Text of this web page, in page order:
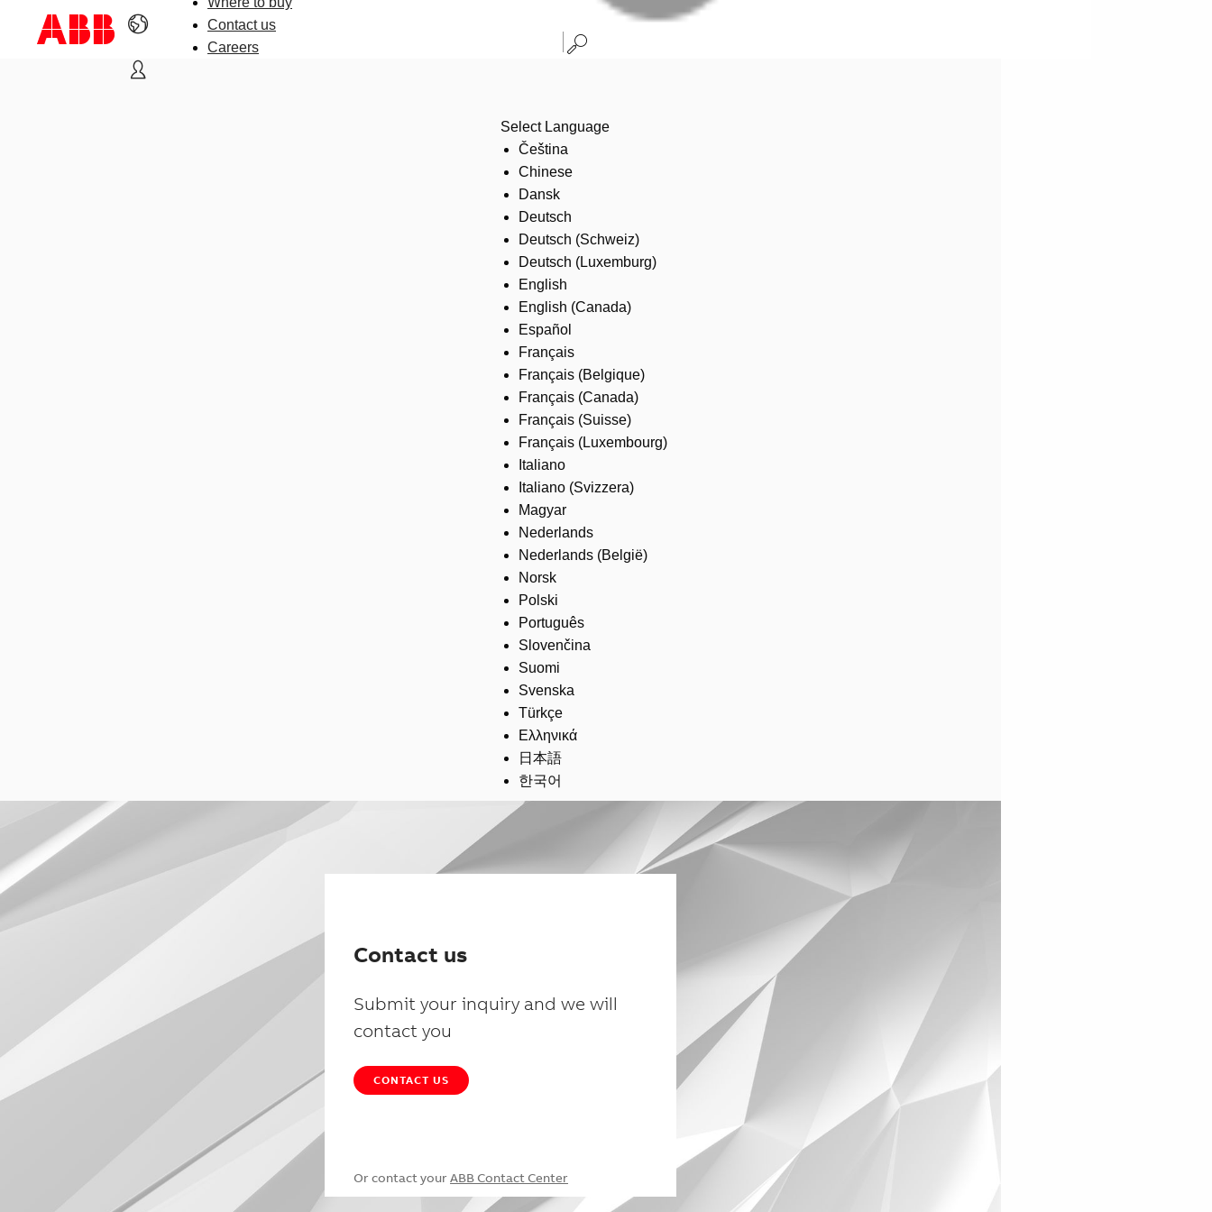
Contact us
Careers
Select Language
Čeština
Chinese
Dansk
Deutsch
Deutsch (Schweiz)
Deutsch (Luxemburg)
English
English (Canada)
Español
Français
Français (Belgique)
Français (Canada)
Français (Suisse)
Français (Luxembourg)
Italiano
Italiano (Svizzera)
Magyar
Nederlands
Nederlands (België)
Norsk
Polski
Português
Slovenčina
Suomi
Svenska
Türkçe
Ελληνικά
日本語
한국어
Contact us
Submit your inquiry and we will
contact you
CONTACT US
Or contact your ABB Contact Center